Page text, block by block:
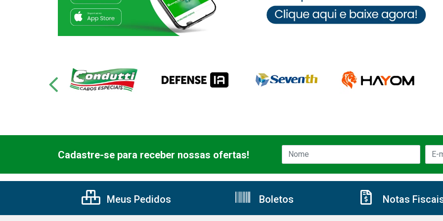
Cadastre-se para receber nossas ofertas!
Meus Pedidos Boletos Notas